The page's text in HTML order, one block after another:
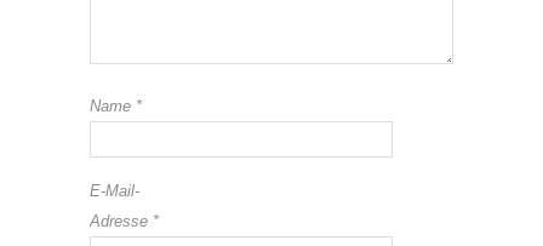
Name *
E-Mail-
Adresse *